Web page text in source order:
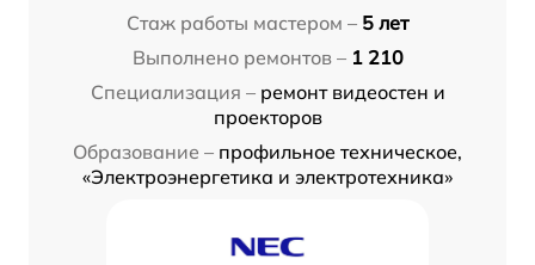
Стаж работы мастером – 5 лет
Выполнено ремонтов – 1 210
Специализация – ремонт видеостен и
проекторов
Образование – профильное техническое,
«Электроэнергетика и электротехника»